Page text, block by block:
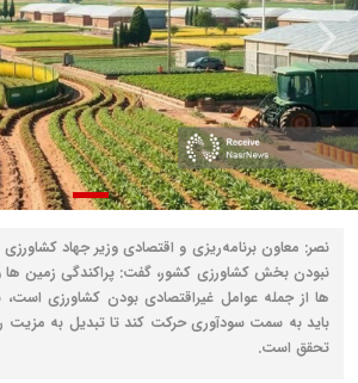
نصر: معاون برنامه‌ریزی و اقتصادی وزیر جهاد
نبودن بخش کشاورزی کشور، گفت: پراکندگی زمین ها و
ها از جمله عوامل غیراقتصادی بودن کشاورزی
باید به سمت سودآوری حرکت کند تا تبدیل به مزیت
تحقق است.